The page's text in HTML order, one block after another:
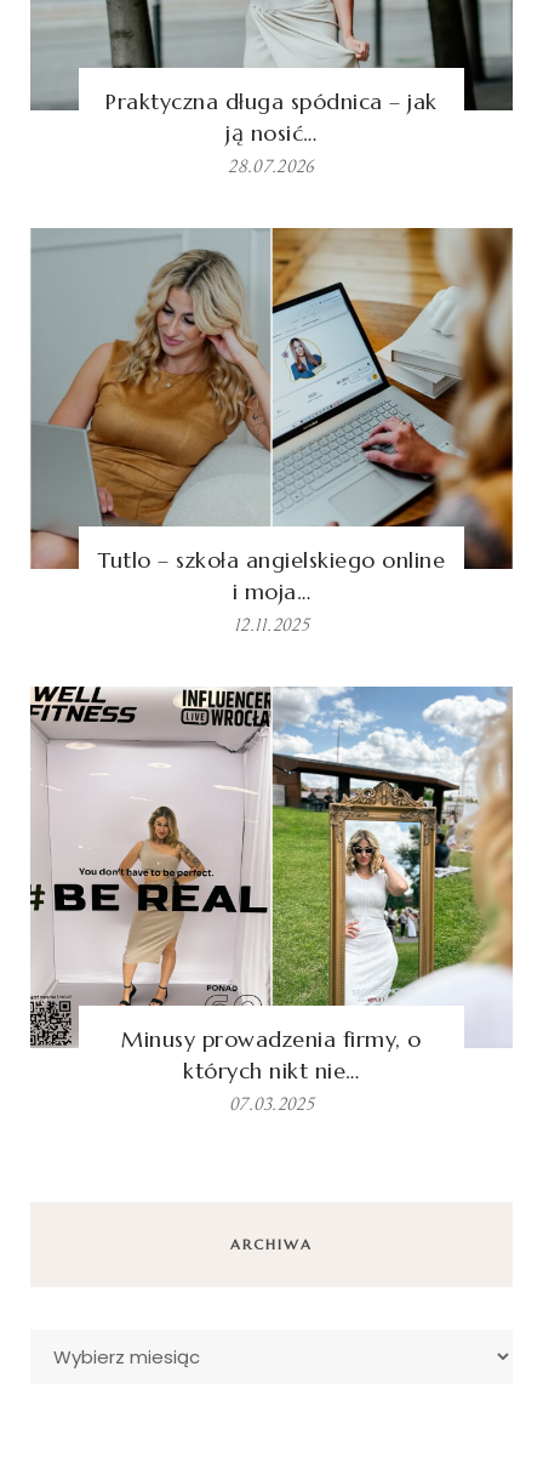
Praktyczna długa spódnica – jak
ją nosić…
28.07.2026
Tutlo – szkoła angielskiego online
i moja…
12.11.2025
Minusy prowadzenia firmy, o
których nikt nie…
07.03.2025
ARCHIWA